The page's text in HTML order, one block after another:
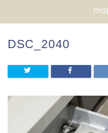
DSC_2040